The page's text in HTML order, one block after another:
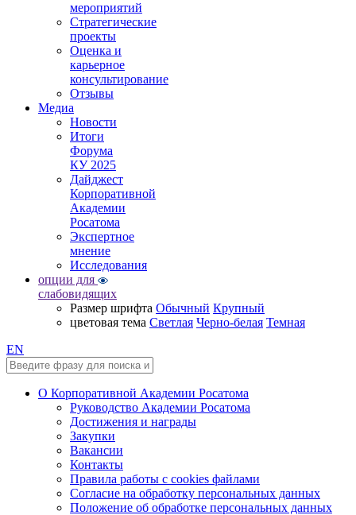
мероприятий
Стратегические
проекты
Оценка и
карьерное
консультирование
Отзывы
Медиа
Новости
Итоги
Форума
КУ 2025
Дайджест
Корпоративной
Академии
Росатома
Экспертное
мнение
Исследования
опции для
слабовидящих
Размер шрифта Обычный Крупный
цветовая тема Светлая Черно-белая Темная
EN
О Корпоративной Академии Росатома
Руководство Академии Росатома
Достижения и награды
Закупки
Вакансии
Контакты
Правила работы с cookies файлами
Согласие на обработку персональных данных
Положение об обработке персональных данных